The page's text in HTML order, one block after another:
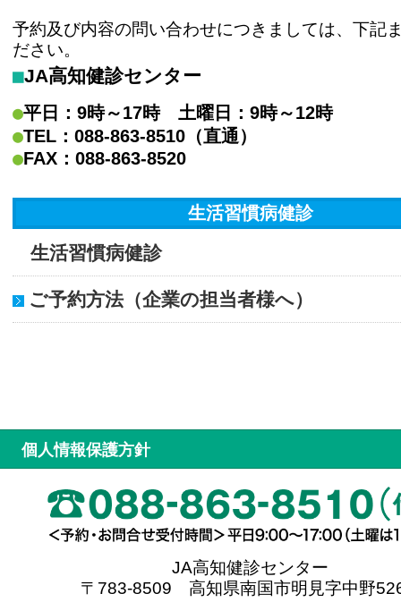
予約及び内容の問い合わせにつきましては、下記
ださい。
JA高知健診センター
平日：9時～17時 土曜日：9時～12時
TEL：088-863-8510（直通）
FAX：088-863-8520
生活習慣病健診
生活習慣病健診
ご予約方法（企業の担当者様へ）
個人情報保護方針
JA高知健診センター
〒783-8509 高知県南国市明見字中野